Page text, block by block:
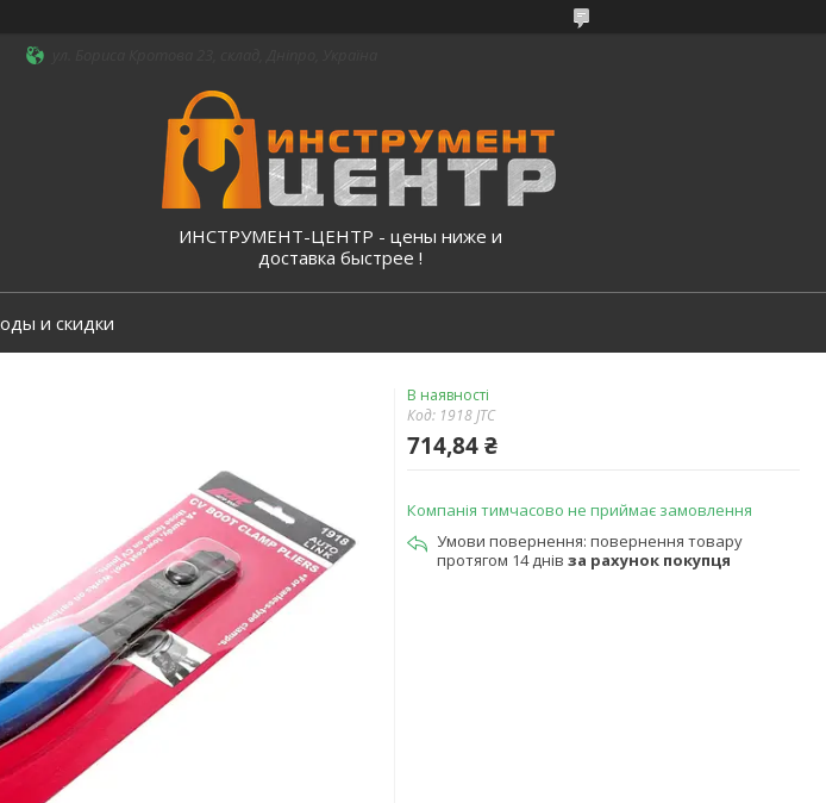
ИНСТРУМЕНТ-ЦЕНТР - цены ниже и
доставка быстрее !
и скидки
В наявності
Код: 1918 JTC
714,84 ₴
Компанія тимчасово не приймає замовлення
повернення товару
протягом 14 днів за рахунок покупця